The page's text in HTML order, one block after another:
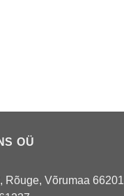
OÜ
Rõuge, Võrumaa 66201